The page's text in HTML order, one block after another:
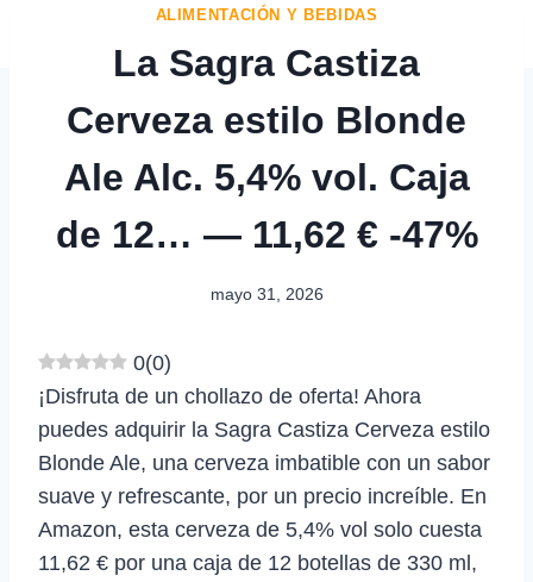
ALIMENTACIÓN Y BEBIDAS
La Sagra Castiza
Cerveza estilo Blonde
Ale Alc. 5,4% vol. Caja
de 12… — 11,62 € -47%
mayo 31, 2026
0(0)
¡Disfruta de un chollazo de oferta! Ahora
puedes adquirir la Sagra Castiza Cerveza estilo
Blonde Ale, una cerveza imbatible con un sabor
suave y refrescante, por un precio increíble. En
Amazon, esta cerveza de 5,4% vol solo cuesta
11,62 € por una caja de 12 botellas de 330 ml,